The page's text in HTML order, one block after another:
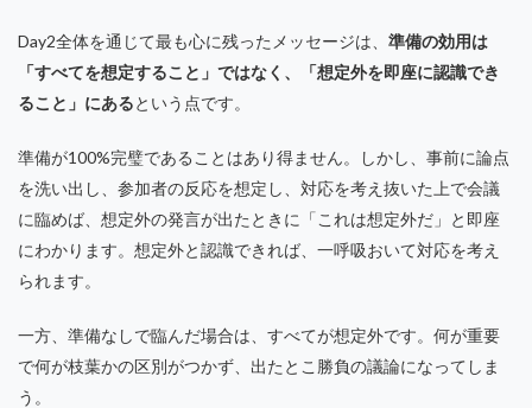
Day2全体を通じて最も心に残ったメッセージは、 準備の効用は
「すべてを想定すること」ではなく、「想定外を即座に認識でき
ること」にあるという点です。
準備が100%完璧であることはあり得ません。しかし、事前に論点
を洗い出し、参加者の反応を想定し、対応を考え抜いた上で会議
に臨めば、想定外の発言が出たときに「これは想定外だ」と即座
にわかります。想定外と認識できれば、一呼吸おいて対応を考え
られます。
一方、準備なしで臨んだ場合は、すべてが想定外です。何が重要
で何が枝葉かの区別がつかず、出たとこ勝負の議論になってしま
う。